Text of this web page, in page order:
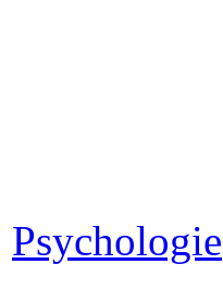
Psychologie